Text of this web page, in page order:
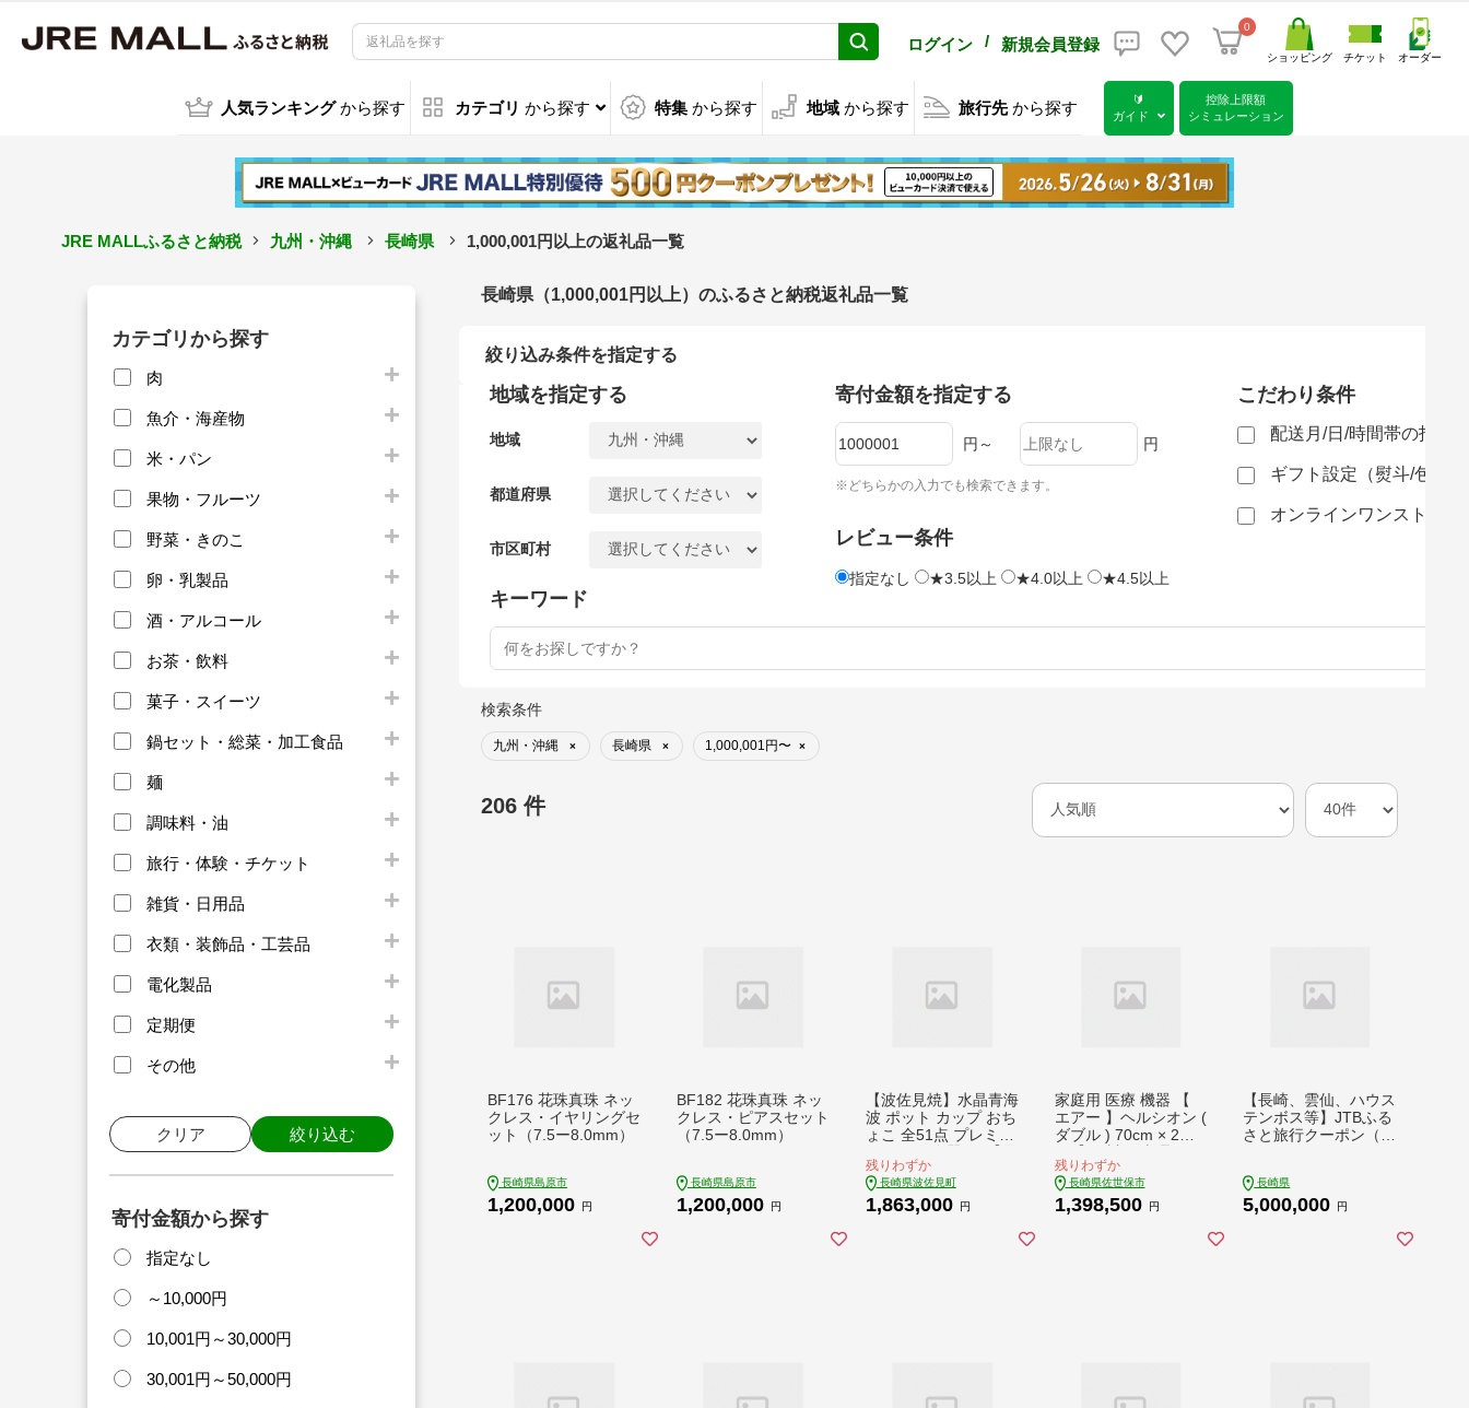
ログイン / 新規会員登録
0
ショッピング チケット オーダー
人気ランキング から探す カテゴリ から探す 特集 から探す 地域 から探す 旅行先 から探す
🔰
ガイド
控除上限額
シミュレーション
JRE MALLふるさと納税 九州・沖縄 長崎県 1,000,001円以上の返礼品一覧
カテゴリから探す
肉
魚介・海産物
米・パン
果物・フルーツ
野菜・きのこ
卵・乳製品
酒・アルコール
お茶・飲料
菓子・スイーツ
鍋セット・総菜・加工食品
麺
調味料・油
旅行・体験・チケット
雑貨・日用品
衣類・装飾品・工芸品
電化製品
定期便
その他
クリア 絞り込む
寄付金額から探す
指定なし
～10,000円
10,001円～30,000円
30,001円～50,000円
長崎県（1,000,001円以上）のふるさと納税返礼品一覧
絞り込み条件を指定する
地域を指定する
地域
都道府県
市区町村
寄付金額を指定する
円～ 円
※どちらかの入力でも検索できます。
レビュー条件
指定なし ★3.5以上 ★4.0以上 ★4.5以上
こだわり条件
配送月/日/時間帯の指定
ギフト設定（熨斗/包装
オンラインワンストップ
キーワード
検索条件
九州・沖縄 × 長崎県 × 1,000,001円〜 ×
206 件
BF176 花珠真珠 ネッ
クレス・イヤリングセ
ット（7.5ー8.0mm）
長崎県島原市
1,200,000 円
BF182 花珠真珠 ネッ
クレス・ピアスセット
（7.5ー8.0mm）
長崎県島原市
1,200,000 円
【波佐見焼】水晶青海
波 ポット カップ おち
ょこ 全51点 プレミア
心窯】 [AB15]
残りわずか
長崎県波佐見町
1,863,000 円
家庭用 医療 機器 【
エアー 】ヘルシオン (
ダブル ) 70cm × 2枚
学研究所 】 西川 nishi
kawa AIR エアー マッ
トレス 寝具 布団 敷布
残りわずか
長崎県佐世保市
1,398,500 円
【長崎、雲仙、ハウス
テンボス等】JTBふる
さと旅行クーポン（E
長崎県
5,000,000 円